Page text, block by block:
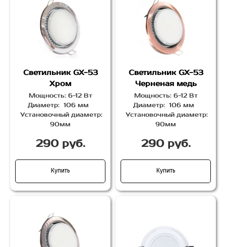
Светильник GX-53
Хром
Мощность: 6-12 Вт
Диаметр: 106 мм
Установочный диаметр:
90мм
290 руб.
Купить
Светильник GX-53
Черненая медь
Мощность: 6-12 Вт
Диаметр: 106 мм
Установочный диаметр:
90мм
290 руб.
Купить